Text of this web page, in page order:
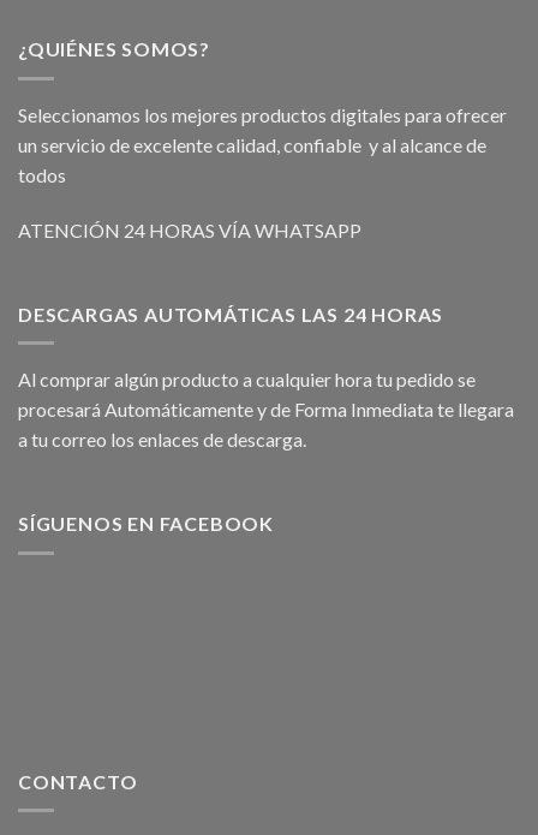
¿QUIÉNES SOMOS?
Seleccionamos los mejores productos digitales para ofrecer
un servicio de excelente calidad, confiable y al alcance de
todos
ATENCIÓN 24 HORAS VÍA WHATSAPP
DESCARGAS AUTOMÁTICAS LAS 24 HORAS
Al comprar algún producto a cualquier hora tu pedido se
procesará Automáticamente y de Forma Inmediata te llegara
a tu correo los enlaces de descarga.
SÍGUENOS EN FACEBOOK
CONTACTO